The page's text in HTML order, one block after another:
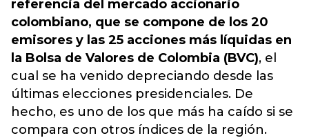
referencia del mercado accionario
colombiano, que se compone de los 20
emisores y las 25 acciones más líquidas en
la Bolsa de Valores de Colombia (BVC), el
cual se ha venido depreciando desde las
últimas elecciones presidenciales. De
hecho, es uno de los que más ha caído si se
compara con otros índices de la región.